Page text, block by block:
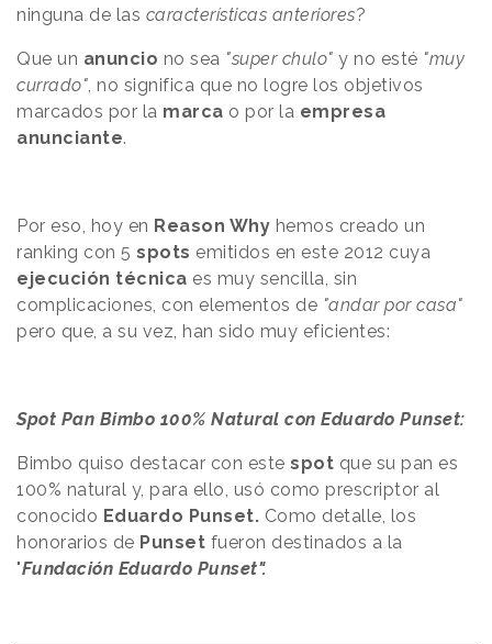
ninguna de las características anteriores?
Que un anuncio no sea "super chulo" y no esté "muy
currado", no significa que no logre los objetivos
marcados por la marca o por la empresa
anunciante.
Por eso, hoy en Reason Why hemos creado un
ranking con 5 spots emitidos en este 2012 cuya
ejecución técnica es muy sencilla, sin
complicaciones, con elementos de "andar por casa"
pero que, a su vez, han sido muy eficientes:
Spot Pan Bimbo 100% Natural con Eduardo Punset:
Bimbo quiso destacar con este spot que su pan es
100% natural y, para ello, usó como prescriptor al
conocido Eduardo Punset. Como detalle, los
honorarios de Punset fueron destinados a la
"Fundación Eduardo Punset".